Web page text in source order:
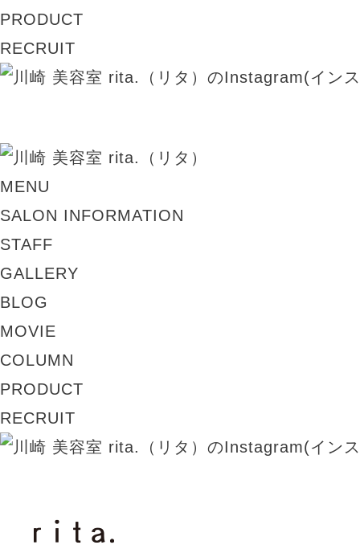
PRODUCT
RECRUIT
MENU
SALON INFORMATION
STAFF
GALLERY
BLOG
MOVIE
COLUMN
PRODUCT
RECRUIT